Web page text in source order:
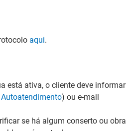
aqui.
está ativa, o cliente deve informar
Autoatendimento) ou e-mail
se há algum conserto ou obra